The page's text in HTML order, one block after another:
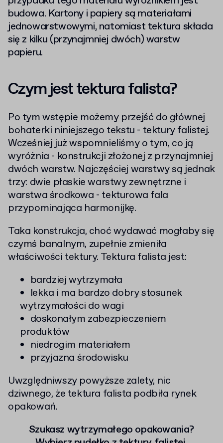
budowa. Kartony i papiery są materiałami
jednowarstwowymi, natomiast tektura składa
się z kilku (przynajmniej dwóch) warstw
papieru.
Czym jest tektura falista?
Po tym wstępie możemy przejść do głównej
bohaterki niniejszego tekstu - tektury falistej.
Wcześniej już wspomnieliśmy o tym, co ją
wyróżnia - konstrukcji złożonej z przynajmniej
dwóch warstw. Najczęściej warstwy są jednak
trzy: dwie płaskie warstwy zewnętrzne i
warstwa środkowa - tekturowa fala
przypominająca harmonijkę.
Taka konstrukcja, choć wydawać mogłaby się
czymś banalnym, zupełnie zmieniła
właściwości tektury. Tektura falista jest:
bardziej wytrzymała
lekka i ma bardzo dobry stosunek
wytrzymałości do wagi
doskonałym zabezpieczeniem
produktów
niedrogim materiałem
przyjazna środowisku
Uwzględniwszy powyższe zalety, nic
dziwnego, że tektura falista podbiła rynek
opakowań.
Szukasz wytrzymałego opakowania?